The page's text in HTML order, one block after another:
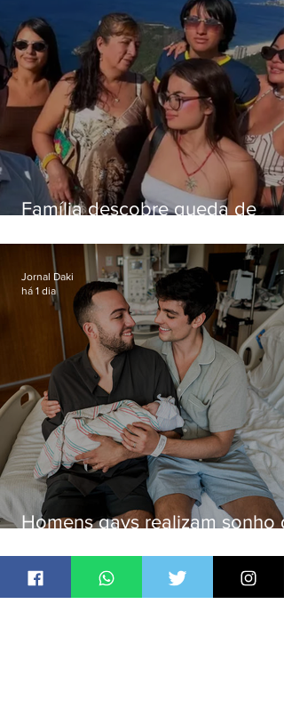
Família descobre queda de
enquanto aguardava segundo
voo
Homens gays realizam sonho
paternidade
Jornal Daki
há 1 dia
Jornal Daki